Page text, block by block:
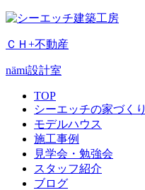
ＣＨ+不動産
nämi設計室
TOP
シーエッチの家づくり
モデルハウス
施工事例
見学会・勉強会
スタッフ紹介
ブログ